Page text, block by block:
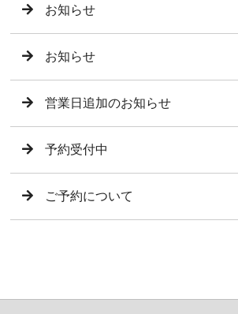
お知らせ
お知らせ
営業日追加のお知らせ
予約受付中
ご予約について